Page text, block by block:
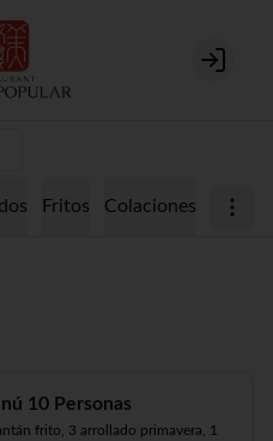
Login
Fritos Colaciones
10 Personas
frito, 3 arrollado primavera, 1